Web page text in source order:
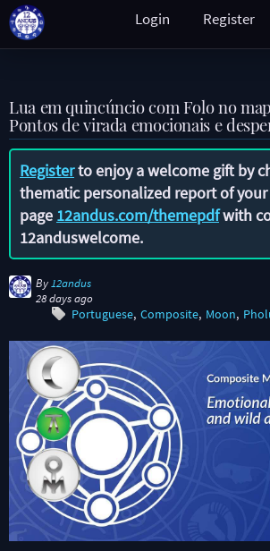
Register
Login
Lua em quincúncio com Folo no
Pontos de virada emocionais e
Registerto enjoy a welcome gift by
thematic personalized report of
page 12andus.com/themepdfwith
12anduswelcome.
By 12andus
28 days ago
Portuguese Composite Moon